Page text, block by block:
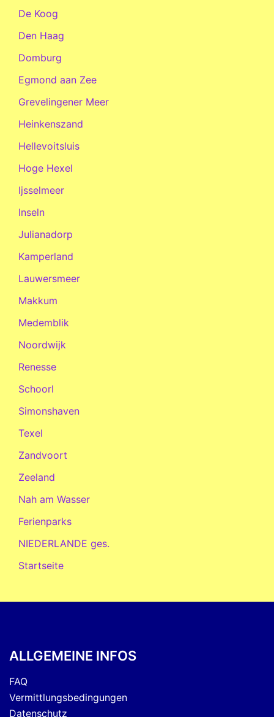
De Koog
Den Haag
Domburg
Egmond aan Zee
Grevelingener Meer
Heinkenszand
Hellevoitsluis
Hoge Hexel
Ijsselmeer
Inseln
Julianadorp
Kamperland
Lauwersmeer
Makkum
Medemblik
Noordwijk
Renesse
Schoorl
Simonshaven
Texel
Zandvoort
Zeeland
Nah am Wasser
Ferienparks
NIEDERLANDE ges.
Startseite
ALLGEMEINE INFOS
FAQ
Vermittlungsbedingungen
Datenschutz